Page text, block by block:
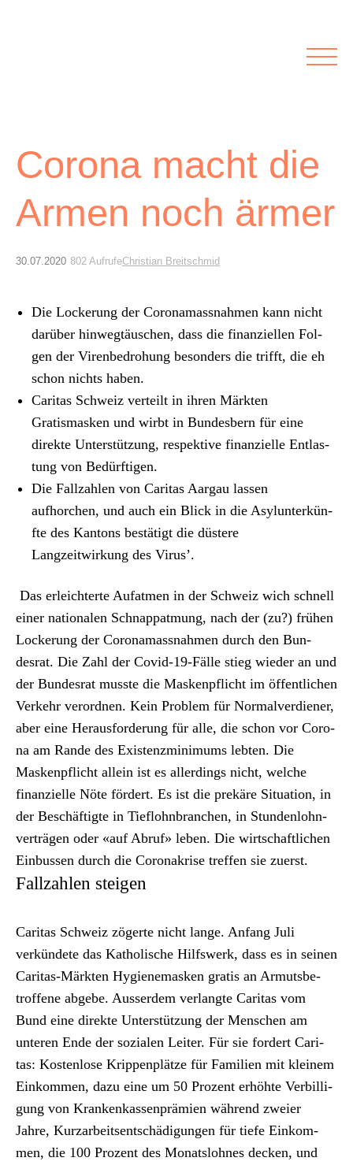
Vermischtes
Agenda I&L
Inserate &
Stellenbörse
Archiv
Über uns
ePaper
aktuelle Ausgabe
Suchen
Corona macht die
Armen noch ärmer
30.07.2020 802 AufrufeChristian Breitschmid
Die Lockerung der Coro­na­mass­nah­men kann nicht
darüber hin­wegtäuschen, dass die finanziellen Fol­
gen der Virenbedro­hung beson­ders die trifft, die eh
schon nichts haben.
Car­i­tas Schweiz verteilt in ihren Märk­ten
Gratismasken und wirbt in Bun­des­bern für eine
direk­te Unter­stützung, respek­tive finanzielle Ent­las­
tung von Bedürfti­gen.
Die Fal­lzahlen von Car­i­tas Aar­gau lassen
aufhorchen, und auch ein Blick in die Asy­lun­terkün­
fte des Kan­tons bestätigt die düstere
Langzeitwirkung des Virus’.
Das erle­ichterte Aufat­men in der Schweiz wich schnell
ein­er nationalen Schnap­pat­mung, nach der (zu?) frühen
Lockerung der Coro­na­mass­nah­men durch den Bun­
desrat. Die Zahl der Covid-19-Fälle stieg wieder an und
der Bun­desrat musste die Maskenpflicht im öffentlichen
Verkehr verord­nen. Kein Prob­lem für Nor­malver­di­ener,
aber eine Her­aus­forderung für alle, die schon vor Coro­
na am Rande des Exis­tenzmin­i­mums lebten. Die
Maskenpflicht allein ist es allerd­ings nicht, welche
finanzielle Nöte fördert. Es ist die prekäre Sit­u­a­tion, in
der Beschäftigte in Tieflohn­branchen, in Stun­den­lohn­
verträ­gen oder «auf Abruf» leben. Die wirtschaftlichen
Ein­bussen durch die Coro­n­akrise tre­f­fen sie zuerst.
Fallzahlen steigen
Car­i­tas Schweiz zögerte nicht lange. Anfang Juli
verkün­dete das Katholis­che Hil­f­swerk, dass es in seinen
Car­i­tas-Märk­ten Hygien­e­masken gratis an Armuts­be­
trof­fene abgebe. Ausser­dem ver­langte Car­i­tas vom
Bund eine direk­te Unter­stützung der Men­schen am
unteren Ende der sozialen Leit­er. Für sie fordert Car­i­
tas: Kosten­lose Krip­pen­plätze für Fam­i­lien mit kleinem
Einkom­men, dazu eine um 50 Prozent erhöhte Ver­bil­li­
gung von Krankenkassen­prämien während zweier
Jahre, Kurzarbeit­sentschädi­gun­gen für tiefe Einkom­
men, die 100 Prozent des Monat­slohnes deck­en, und